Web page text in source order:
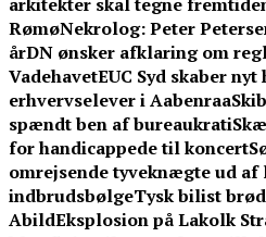
RømøNekrolog: Peter
årDN ønsker afklaring om
VadehavetEUC Syd skaber
erhvervselever i Aabenraa
spændt ben af bureaukrati
for handicappede til koncert
omrejsende tyveknægte ud
indbrudsbølgeTysk bilist
AbildEksplosion på Lakolk